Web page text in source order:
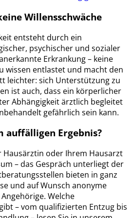
Willensschwäche
entsteht durch ein
psychischer und sozialer
Erkrankung – keine
wissen entlastet und macht den
leichter: sich Unterstützung zu
ist auch, dass ein körperlicher
Abhängigkeit ärztlich begleitet
gefährlich sein kann.
auffälligen Ergebnis?
Hausärztin oder Ihrem Hausarzt
– das Gespräch unterliegt der
bieten in ganz
und auf Wunsch anonyme
Welche
– vom qualifizierten Entzug bis